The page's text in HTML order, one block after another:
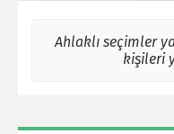
Ahlaklı seçimler
kişileri